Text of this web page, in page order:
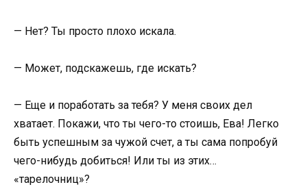
— Нет? Ты просто плохо искала.
— Может, подскажешь, где искать?
— Еще и поработать за тебя? У меня своих дел
хватает. Покажи, что ты чего-то стоишь, Ева! Легко
быть успешным за чужой счет, а ты сама попробуй
чего-нибудь добиться! Или ты из этих…
«тарелочниц»?